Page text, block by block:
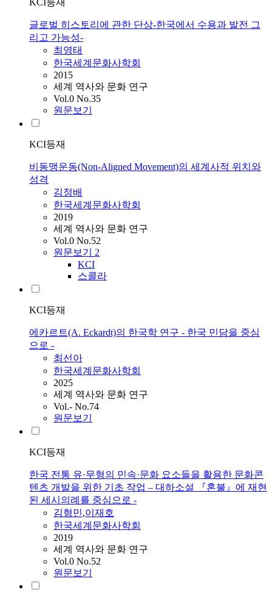
KCI등재
글로벌 히스토리에 관한 단상-한국에서 수용과 발전 그
리고 가능성-
최영태
한국세계문화사학회
2015
세계 역사와 문화 연구
Vol.0 No.35
원문보기
KCI등재
비동맹운동(Non-Aligned Movement)의 세계사적 위치와
성격
김정배
한국세계문화사학회
2019
세계 역사와 문화 연구
Vol.0 No.52
원문보기 2
KCI
스콜라
KCI등재
에카르트(A. Eckardt)의 한국학 연구 - 한국 민담을 중심
으로 -
최선아
한국세계문화사학회
2025
세계 역사와 문화 연구
Vol.- No.74
원문보기
KCI등재
한국 전통 유·무형의 민속·문화 요소들을 활용한 문화콘
텐츠 개발을 위한 기초 작업 – 대하소설 『혼불』에 재현
된 세시의례를 중심으로 -
김형민,이재호
한국세계문화사학회
2019
세계 역사와 문화 연구
Vol.0 No.52
원문보기